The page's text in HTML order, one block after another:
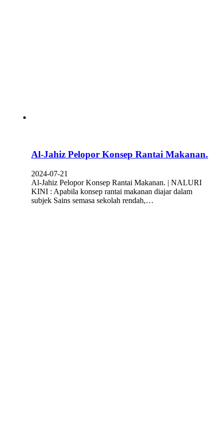
Al-Jahiz Pelopor Konsep Rantai Makanan.
2024-07-21
Al-Jahiz Pelopor Konsep Rantai Makanan. | NALURI
KINI : Apabila konsep rantai makanan diajar dalam
subjek Sains semasa sekolah rendah,…